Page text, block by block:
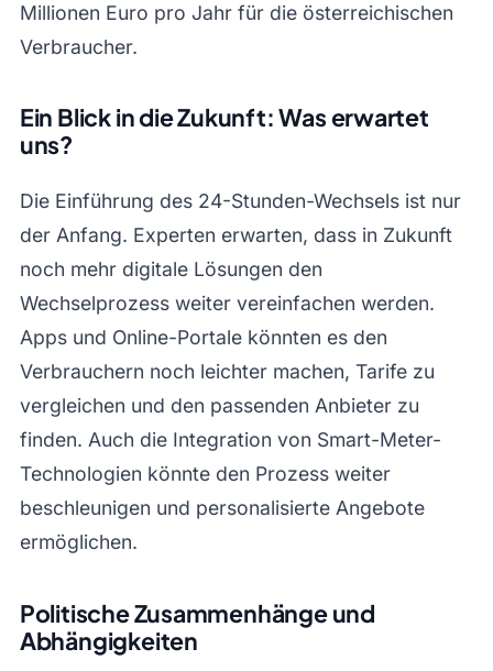
Millionen Euro pro Jahr für die österreichischen
Verbraucher.
Ein Blick in die Zukunft: Was erwartet
uns?
Die Einführung des 24-Stunden-Wechsels ist nur
der Anfang. Experten erwarten, dass in Zukunft
noch mehr digitale Lösungen den
Wechselprozess weiter vereinfachen werden.
Apps und Online-Portale könnten es den
Verbrauchern noch leichter machen, Tarife zu
vergleichen und den passenden Anbieter zu
finden. Auch die Integration von Smart-Meter-
Technologien könnte den Prozess weiter
beschleunigen und personalisierte Angebote
ermöglichen.
Politische Zusammenhänge und
Abhängigkeiten